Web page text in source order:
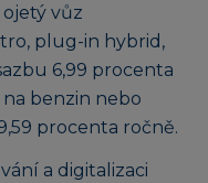
vůz
plug-in hybrid,
6,99 procenta
benzin nebo
procenta ročně.
a digitalizaci